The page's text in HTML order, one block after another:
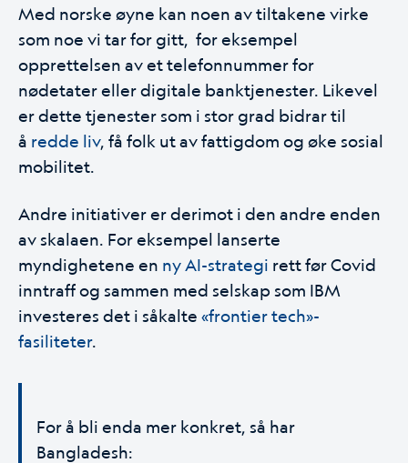
Med norske øyne kan noen av tiltakene virke
som noe vi tar for gitt, for eksempel
opprettelsen av et telefonnummer for
nødetater ellerdigitale banktjenester. Likevel
er dette tjenester som i stor grad bidrar til
å redde liv, få folk ut av fattigdom og øke sosial
mobilitet.
Andre initiativer er derimot i den andre enden
av skalaen. For eksempel lanserte
myndighetene en ny AI-strategi rett før Covid
inntraff og sammen med selskap som IBM
investeres det i såkalte «frontier tech»-
fasiliteter.
For å bli enda mer konkret, så har
Bangladesh: